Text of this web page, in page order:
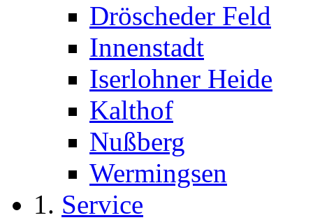
Dröscheder Feld
Innenstadt
Iserlohner Heide
Kalthof
Nußberg
Wermingsen
Service